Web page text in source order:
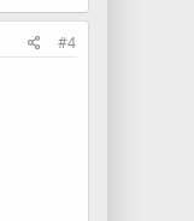
#4